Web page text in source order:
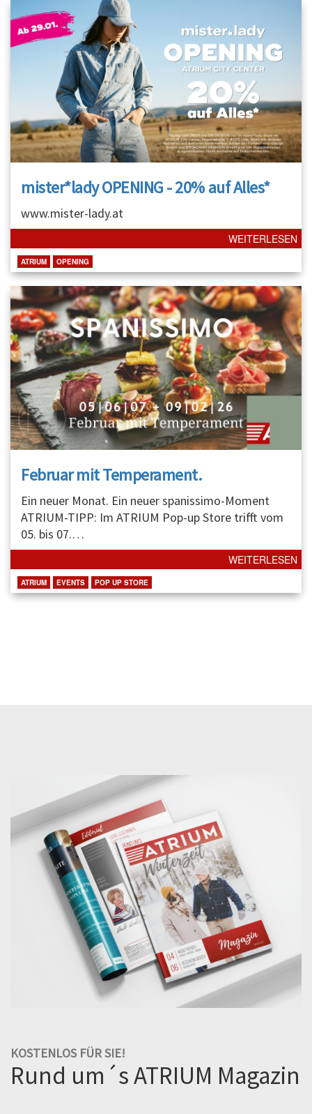
mister*lady OPENING - 20% auf Alles*
www.mister-lady.at
WEITERLESEN
ATRIUM OPENING
Februar mit Temperament.
Ein neuer Monat. Ein neuer spanissimo-Moment
ATRIUM-TIPP: Im ATRIUM Pop-up Store trifft vom
05. bis 07.…
WEITERLESEN
ATRIUM EVENTS POP UP STORE
KOSTENLOS FÜR SIE!
Rund um´s ATRIUM Magazin